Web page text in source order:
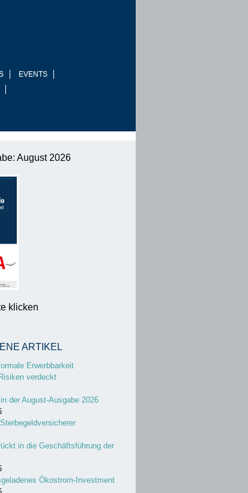
EVENTS
August 2026
klicken
ARTIKEL
Erwerbbarkeit
verdeckt
der August-Ausgabe 2026
in die Geschäftsführung der
Ökostrom-Investment